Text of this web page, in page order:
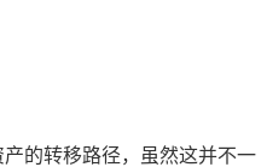
的转移路径，虽然这并不一